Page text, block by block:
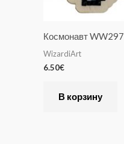
Космонавт WW297
WizardiArt
6.50€
В корзину